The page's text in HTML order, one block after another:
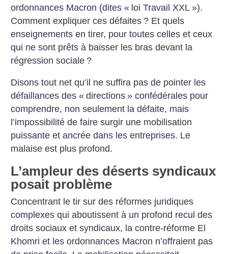
ordonnances Macron (dites « loi Travail XXL »).
Comment expliquer ces défaites ? Et quels
enseignements en tirer, pour toutes celles et ceux
qui ne sont prêts à baisser les bras devant la
régression sociale ?
Disons tout net qu’il ne suffira pas de pointer les
défaillances des « directions » confédérales pour
comprendre, non seulement la défaite, mais
l’impossibilité de faire surgir une mobilisation
puissante et ancrée dans les entreprises. Le
malaise est plus profond.
L’ampleur des déserts syndicaux
posait problème
Concentrant le tir sur des réformes juridiques
complexes qui aboutissent à un profond recul des
droits sociaux et syndicaux, la contre-réforme El
Khomri et les ordonnances Macron n’offraient pas